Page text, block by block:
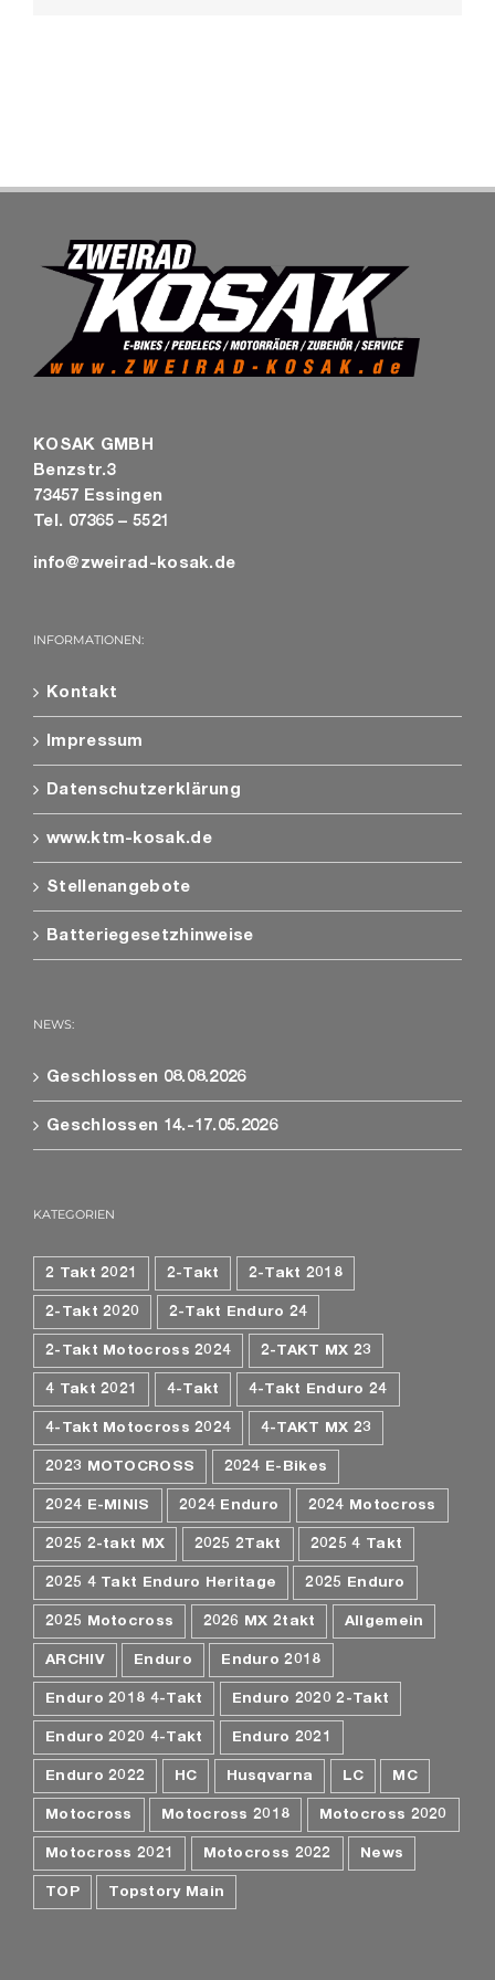
KOSAK GMBH
Benzstr.3
73457 Essingen
Tel. 07365 – 5521
info@zweirad-kosak.de
INFORMATIONEN:
Kontakt
Impressum
Datenschutzerklärung
www.ktm-kosak.de
Stellenangebote
Batteriegesetzhinweise
NEWS:
Geschlossen 08.08.2026
Geschlossen 14.-17.05.2026
KATEGORIEN
2 Takt 2021 2-Takt 2-Takt 2018
2-Takt 2020 2-Takt Enduro 24
2-Takt Motocross 2024 2-TAKT MX 23
4 Takt 2021 4-Takt 4-Takt Enduro 24
4-Takt Motocross 2024 4-TAKT MX 23
2023 MOTOCROSS 2024 E-Bikes
2024 E-MINIS 2024 Enduro 2024 Motocross
2025 2-takt MX 2025 2Takt 2025 4 Takt
2025 4 Takt Enduro Heritage 2025 Enduro
2025 Motocross 2026 MX 2takt Allgemein
ARCHIV Enduro Enduro 2018
Enduro 2018 4-Takt Enduro 2020 2-Takt
Enduro 2020 4-Takt Enduro 2021
Enduro 2022 HC Husqvarna LC MC
Motocross Motocross 2018 Motocross 2020
Motocross 2021 Motocross 2022 News
TOP Topstory Main